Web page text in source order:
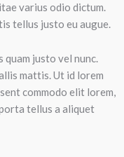
varius odio dictum.
tellus justo eu augue.
justo vel nunc.
mattis. Ut id lorem
commodo elit lorem,
tellus a aliquet